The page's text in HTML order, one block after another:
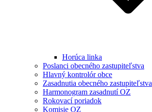
Horúca linka
Poslanci obecného zastupiteľstva
Hlavný kontrolór obce
Zasadnutia obecného zastupiteľstva
Harmonogram zasadnutí OZ
Rokovací poriadok
Komisie OZ